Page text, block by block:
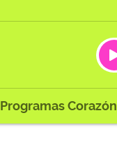
Programas Corazón